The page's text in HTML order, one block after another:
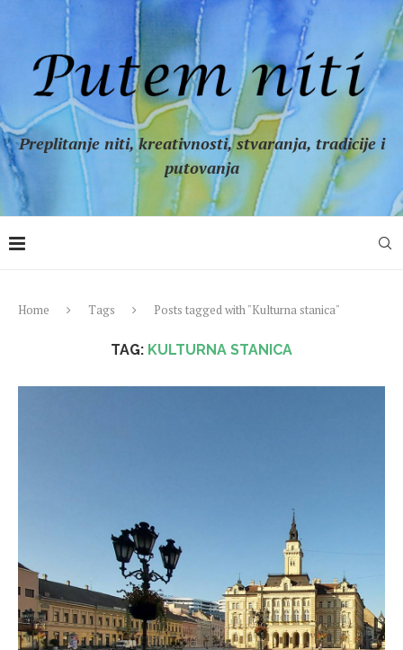
Preplitanje niti, kreativnosti, stvaranja, tradicije i
putovanja
Home Tags Posts tagged with "Kulturna stanica"
TAG: KULTURNA STANICA